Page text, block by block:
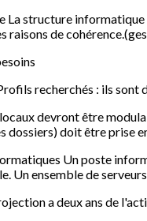
La structure
raisons de
recherchés : ils
devront être
dossiers) doit être prise
Un poste
Un ensemble de
a deux ans de